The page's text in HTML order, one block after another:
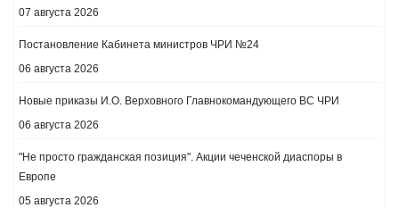
07 августа 2026
Постановление Кабинета министров ЧРИ №24
06 августа 2026
Новые приказы И.О. Верховного Главнокомандующего ВС ЧРИ
06 августа 2026
"Не просто гражданская позиция". Акции чеченской диаспоры в
Европе
05 августа 2026